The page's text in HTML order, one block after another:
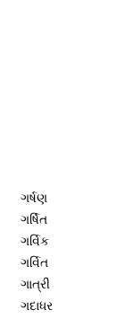
ગર્ષણ
ગર્ષિત
ગર્વિક
ગર્વિત
ગાત્રી
ગદાધર